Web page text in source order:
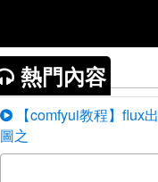
熱門內容
【comfyui教程】flux出
圖之